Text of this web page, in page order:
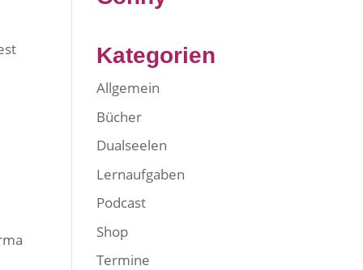
Kategorien
Allgemein
Bücher
Dualseelen
Lernaufgaben
Podcast
Shop
Termine